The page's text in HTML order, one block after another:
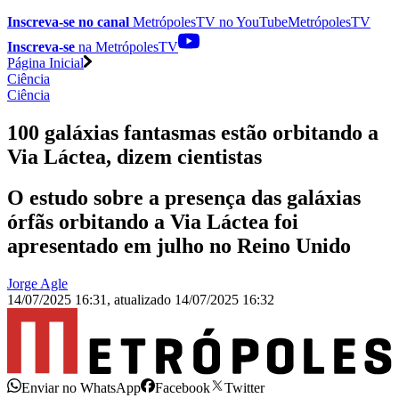
Inscreva-se no canal MetrópolesTV noYouTubeMetrópolesTV
Inscreva-se na MetrópolesTV
Página Inicial
Ciência
Ciência
100 galáxias fantasmas estão orbitando a
Via Láctea, dizem cientistas
O estudo sobre a presença das galáxias
órfãs orbitando a Via Láctea foi
apresentado em julho no Reino Unido
Jorge Agle
14/07/2025 16:31 , atualizado 14/07/2025 16:32
Enviar no WhatsApp Facebook
Twitter